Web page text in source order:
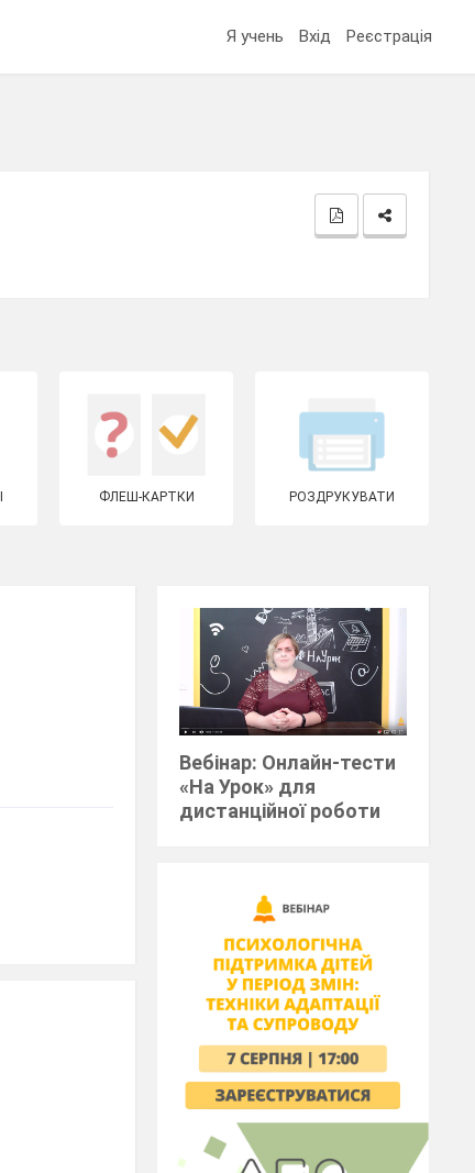
Я учень Вхід Реєстрація
ФЛЕШ-КАРТКИ РОЗДРУКУВАТИ
Вебінар: Онлайн-тести
«На Урок» для
дистанційної роботи